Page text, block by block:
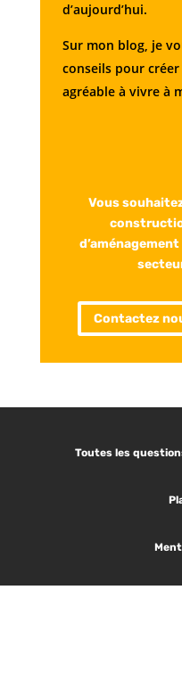
d’aujourd’hui.
Sur mon blog, je
conseils pour
agréable à vivre à
Vous
Contactez
Toutes les